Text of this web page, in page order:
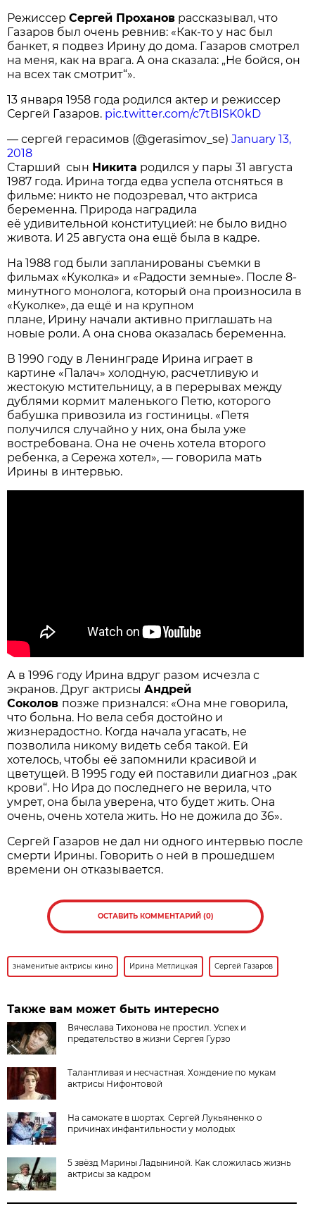
РежиссерСергей Проханов рассказывал, что
Газаров был очень ревнив: «Как-то у нас был
банкет, я подвез Ирину до дома. Газаров смотрел
на меня, как на врага. А она сказала: „Не бойся, он
на всех так смотрит“».
13 января 1958 года родился актер и режиссер
Сергей Газаров. pic.twitter.com/c7tBISK0kD
— сергей герасимов (@gerasimov_se)January 13,
2018
Старший сын Никита родился у пары 31 августа
1987 года. Ирина тогда едва успела отсняться в
фильме: никто не подозревал, что актриса
беременна. Природа наградила
её удивительной конституцией: не было видно
живота. И 25 августа она ещё была в кадре.
На 1988 год были запланированы съемки в
фильмах «Куколка» и «Радости земные». После 8-
минутного монолога, который она произносила в
«Куколке», да ещё и на крупном
плане, Ирину начали активно приглашать на
новые роли. А она снова оказалась беременна.
В 1990 году в Ленинграде Ирина играет в
картине «Палач» холодную, расчетливую и
жестокую мстительницу, а в перерывах между
дублями кормит маленького Петю, которого
бабушка привозила из гостиницы. «Петя
получился случайно у них, она была уже
востребована. Она не очень хотела второго
ребенка, а Сережа хотел», — говорила мать
Ирины в интервью.
А в 1996 году Ирина вдруг разом исчезла с
экранов. Друг актрисыАндрей
Соколов позже признался: «Она мне говорила,
что больна. Но вела себя достойно и
жизнерадостно. Когда начала угасать, не
позволила никому видеть себя такой. Ей
хотелось, чтобы её запомнили красивой и
цветущей. В 1995 году ей поставили диагноз „рак
крови“. Но Ира до последнего не верила, что
умрет, она была уверена, что будет жить. Она
очень, очень хотела жить. Но не дожила до 36».
Сергей Газаров не дал ни одного интервью после
смерти Ирины. Говорить о ней в прошедшем
времени он отказывается.
ОСТАВИТЬ КОММЕНТАРИЙ (0)
знаменитые актрисы кино Ирина Метлицкая Сергей Газаров
Также вам может быть интересно
Вячеслава Тихонова не простил. Успех и
предательство в жизни Сергея Гурзо
Талантливая и несчастная. Хождение по мукам
актрисы Нифонтовой
На самокате в шортах. Сергей Лукьяненко о
причинах инфантильности у молодых
5 звёзд Марины Ладыниной. Как сложилась жизнь
актрисы за кадром